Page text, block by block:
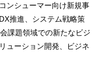
ンシューマー向け新規事
推進、システム戦略策
課題領域での新たなビジ
ューション開発、ビジネ